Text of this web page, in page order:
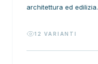
architettura ed edilizia.
12 VARIANTI